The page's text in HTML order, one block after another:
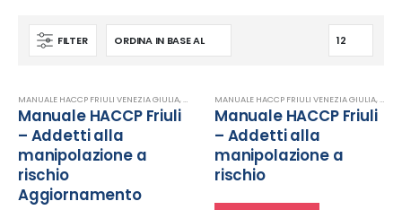
FILTER
MANUALE HACCP FRIULI VENEZIA GIULIA,MANUALI DIGITALI ,MANUALI HACCP
Manuale HACCP Friuli
– Addetti alla
manipolazione a
rischio
Aggiornamento
MANUALE HACCP FRIULI VENEZIA GIULIA,
Manuale HACCP Friuli
– Addetti alla
manipolazione a
rischio